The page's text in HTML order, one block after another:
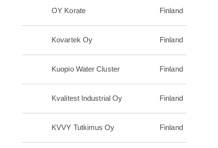
OY Korate Finland
Kovartek Oy Finland
Kuopio Water Cluster Finland
Kvalitest Industrial Oy Finland
KVVY Tutkimus Oy Finland